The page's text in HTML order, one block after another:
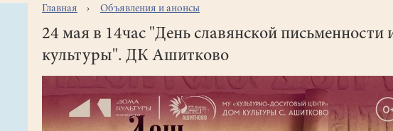
Строка
навигации
Главная Объявления и анонсы
24 мая в 14час "День славянской письменности
культуры". ДК Ашитково